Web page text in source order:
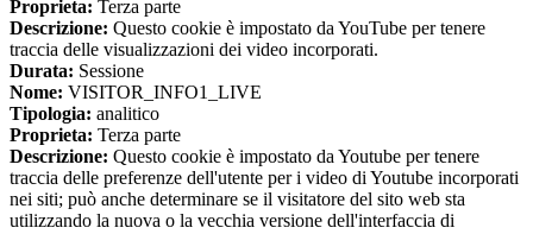
Proprieta: Terza parte
Descrizione: Questo cookie è impostato da YouTube per tenere
traccia delle visualizzazioni dei video incorporati.
Durata: Sessione
Nome: VISITOR_INFO1_LIVE
Tipologia: analitico
Proprieta: Terza parte
Descrizione: Questo cookie è impostato da Youtube per tenere
traccia delle preferenze dell'utente per i video di Youtube incorporati
nei siti; può anche determinare se il visitatore del sito web sta
utilizzando la nuova o la vecchia versione dell'interfaccia di